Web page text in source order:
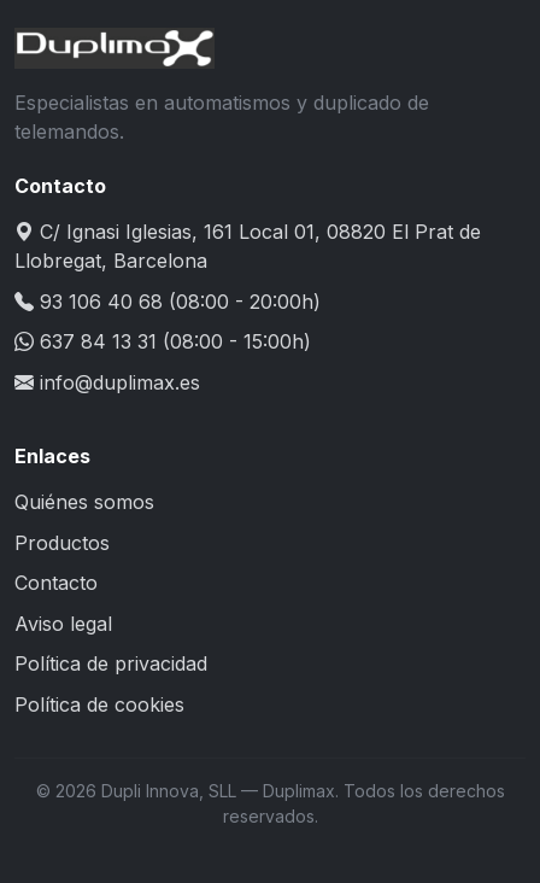
Especialistas en automatismos y duplicado de
telemandos.
Contacto
C/ Ignasi Iglesias, 161 Local 01, 08820 El Prat de
Llobregat, Barcelona
93 106 40 68 (08:00 - 20:00h)
637 84 13 31 (08:00 - 15:00h)
info@duplimax.es
Enlaces
Quiénes somos
Productos
Contacto
Aviso legal
Política de privacidad
Política de cookies
© 2026 Dupli Innova, SLL — Duplimax. Todos los derechos
reservados.